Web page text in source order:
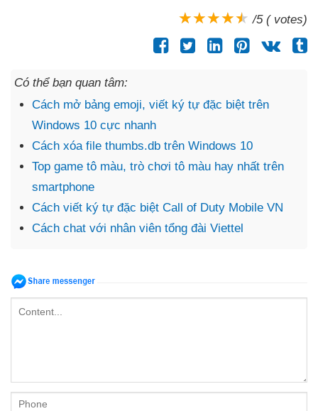
/5 ( votes)
Có thể bạn quan tâm:
Cách mở bảng emoji, viết ký tự đặc biệt trên
Windows 10 cực nhanh
Cách xóa file thumbs.db trên Windows 10
Top game tô màu, trò chơi tô màu hay nhất trên
smartphone
Cách viết ký tự đặc biệt Call of Duty Mobile VN
Cách chat với nhân viên tổng đài Viettel